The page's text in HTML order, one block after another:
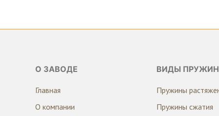
О ЗАВОДЕ
Главная
О компании
ВИДЫ ПРУЖИН
Пружины
Пружины сжатия